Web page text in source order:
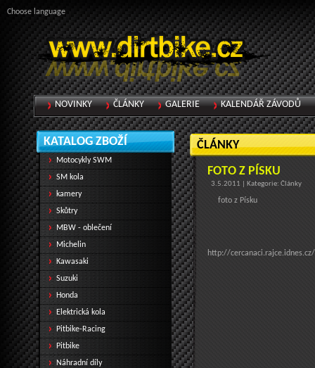
ČLÁNKY
FOTO Z PÍSKU
3.5.2011 | Kategorie: Články
foto z Písku
http://
KATALOG ZBOŽÍ
Motocykly SWM
SM kola
kamery
Skůtry
MBW - oblečení
Michelin
Kawasaki
Suzuki
Honda
Elektrická kola
Pitbike-Racing
Pitbike
Náhradní díly
NOVINKY ČLÁNKY GALERIE KALENDÁŘ ZÁVODŮ
Choose language